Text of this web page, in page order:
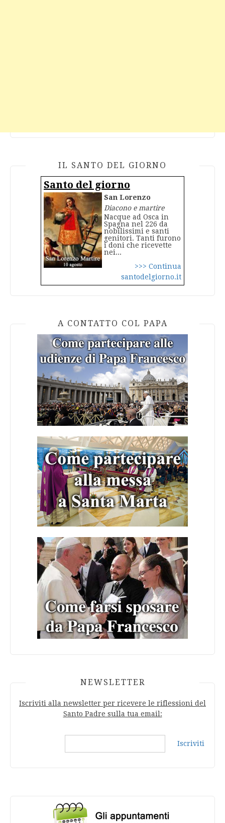
IL SANTO DEL GIORNO
Santo del giorno
San Lorenzo
Diacono e martire
Nacque ad Osca in
Spagna nel 226 da
nobilissimi e santi
genitori. Tanti furono
i doni che ricevette
nei...
>>> Continua
santodelgiorno.it
A CONTATTO COL PAPA
NEWSLETTER
Iscriviti alla newsletter per ricevere le riflessioni del
Santo Padre sulla tua email:
Iscriviti